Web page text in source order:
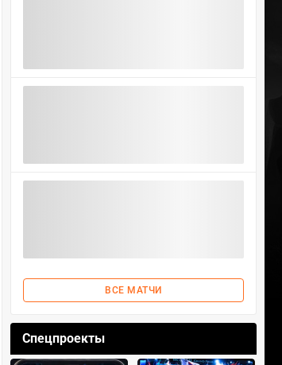
ВСЕ МАТЧИ
Спецпроекты